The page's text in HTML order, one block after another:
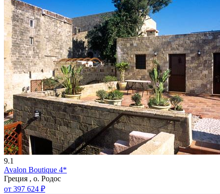
9.1
Avalon Boutique 4*
Греция , о. Родос
от 397 624 ₽